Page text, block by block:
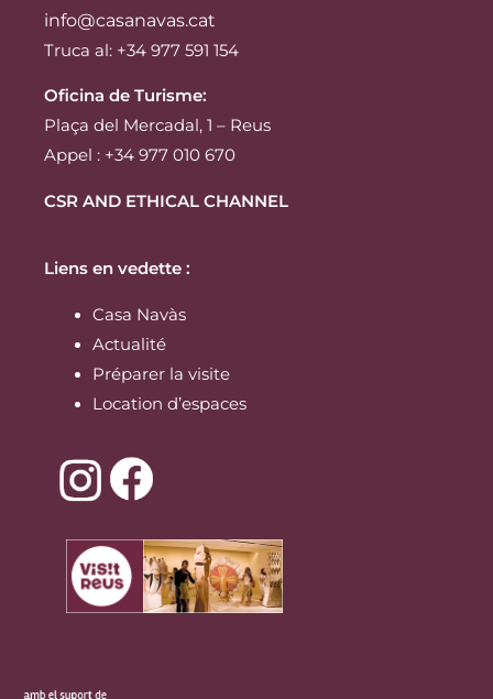
info@casanavas.cat
Truca al: +34 977 591 154
Oficina de Turisme:
Plaça del Mercadal, 1 – Reus
Appel : +34 977 010 670
CSR AND ETHICAL CHANNEL
Liens en vedette :
Casa Navàs
Actualité
Préparer la visite
Location d’espaces